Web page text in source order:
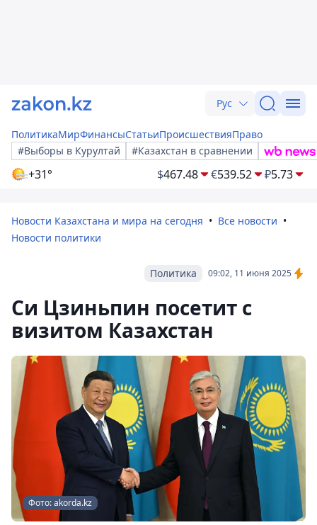
Рус
ПолитикаМирФинансыСтатьиПроисшествияПраво
#Выборы в Курултай
#Казахстан в сравнении
+31° $467.48 €539.52 ₽5.73
Новости Казахстана и мира на сегодня
Все новости
Новости политики
09:02, 11 июня 2025
Политика
Си Цзиньпин посетит с
визитом Казахстан
Фото: akorda.kz